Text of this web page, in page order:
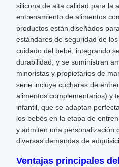
silicona de alta calidad para la
entrenamiento de alimentos
productos están diseñados
estándares de seguridad de
cuidado del bebé, integrando
durabilidad, y se suministran
minoristas y propietarios de
serie incluye cucharas de
alimentos complementarios) y
infantil, que se adaptan
los bebés en la etapa de
y admiten una personalización
diversas demandas de
Ventajas principales